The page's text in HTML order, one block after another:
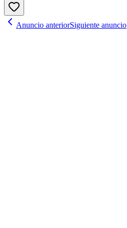
Anuncio anteriorSiguiente anuncio